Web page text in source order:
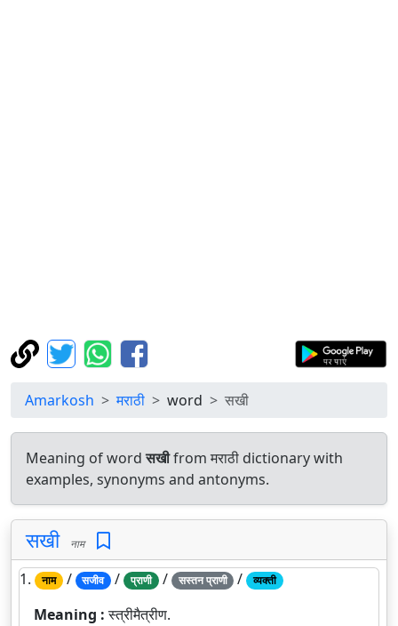
Amarkosh मराठी word सखी
Meaning of wordसखीfrom मराठी dictionary with
examples, synonyms and antonyms.
सखी नाम
1. नाम / सजीव / प्राणी / सस्तन प्राणी / व्यक्ती
Meaning :स्त्रीमैत्रीण.